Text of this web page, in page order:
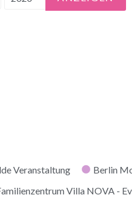
Veranstaltung Berlin
Villa NOVA -